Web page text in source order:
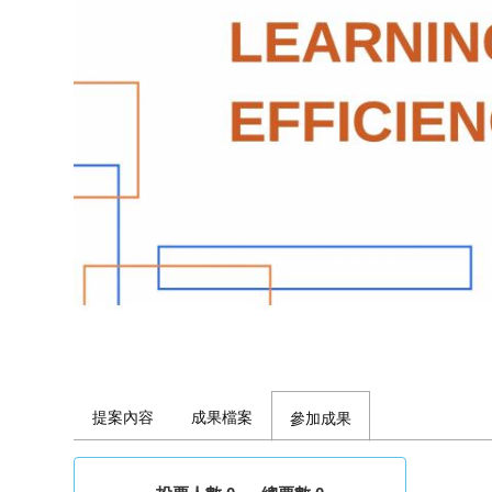
提案內容 成果檔案 參加成果